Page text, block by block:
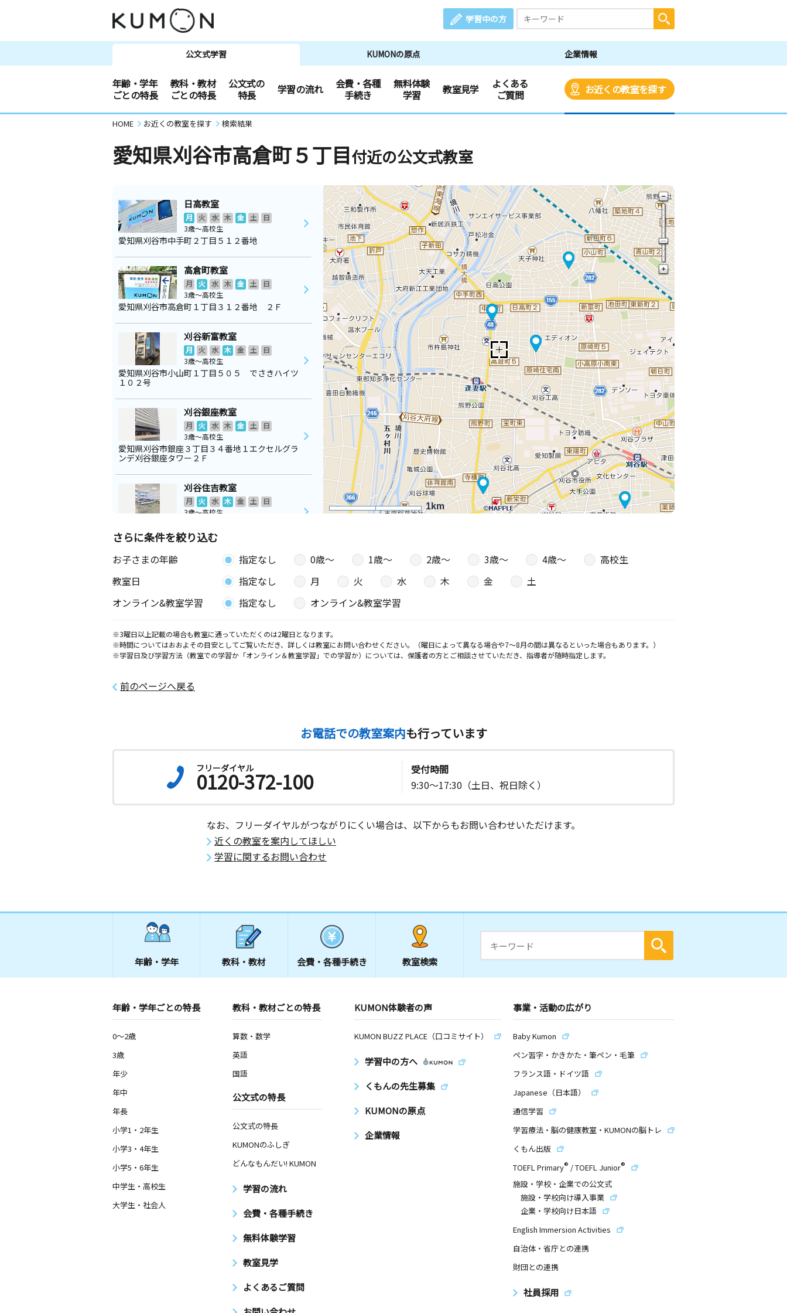
学習中の方
公文式学習 KUMONの原点 企業情報
年齢・学年
ごとの特長
教科・教材
ごとの特長
公文式の
特長
学習の流れ
会費・各種
手続き
無料体験
学習
教室見学
よくある
ご質問
お近くの教室を探す
HOME お近くの教室を探す 検索結果
愛知県刈谷市高倉町５丁目付近の公文式教室
1km
日高教室
月 火 水 木 金 土
日
3歳～高校生
愛知県刈谷市中手町２丁目５１２番地
高倉町教室
月 火 水 木 金 土
日
3歳～高校生
愛知県刈谷市高倉町１丁目３１２番地 ２Ｆ
刈谷新富教室
月 火 水 木 金 土
日
3歳～高校生
愛知県刈谷市小山町１丁目５０５ でさきハイツ
１０２号
刈谷銀座教室
月 火 水 木 金 土
日
3歳～高校生
愛知県刈谷市銀座３丁目３４番地１エクセルグラ
ンデ刈谷銀座タワー２Ｆ
刈谷住吉教室
月 火 水 木 金 土
日
3歳～高校生
２０２号室
さらに条件を絞り込む
お子さまの年齢 指定なし 0歳〜 1歳〜 2歳〜 3歳〜 4歳〜
高校生
教室日
指定なし 月 火 水 木 金
土
オンライン&教室学習
指定なし オンライン&教室学習
※3曜日以上記載の場合も教室に通っていただくのは2曜日となります。
※時間についてはおおよその目安としてご覧いただき、詳しくは教室にお問い合わせください。（曜日によって異なる場合や7～8月の間は異なるといった場合もあります。）
※学習日及び学習方法（教室での学習か「オンライン＆教室学習」での学習か）については、保護者の方とご相談させていただき、指導者が随時指定します。
前のページへ戻る
お電話での教室案内も行っています
フリーダイヤル
0120-372-100
受付時間
9:30～17:30（土日、祝日除く）
なお、フリーダイヤルがつながりにくい場合は、以下からもお問い合わせいただけます。
近くの教室を案内してほしい
学習に関するお問い合わせ
年齢・学年 教科・教材 会費・ 各種手続き 教室検索
年齢・学年ごとの特長
0～2歳
3歳
年少
年中
年長
小学1・2年生
小学3・4年生
小学5・6年生
中学生・高校生
大学生・社会人
教科・教材ごとの特長
算数・数学
英語
国語
公文式の特長
公文式の特長
KUMONのふしぎ
どんなもんだい! KUMON
学習の流れ
会費・各種手続き
無料体験学習
教室見学
よくあるご質問
KUMON体験者の声
KUMON BUZZ PLACE（口コミサイト）
学習中の方へ
くもんの先生募集
KUMONの原点
企業情報
事業・活動の広がり
Baby Kumon
ペン習字・かきかた・筆ペン・毛筆
フランス語・ドイツ語
Japanese（日本語）
通信学習
学習療法・脳の健康教室・KUMONの脳トレ
くもん出版
TOEFL Primary® /TOEFL Junior®
施設・学校・企業での公文式
施設・学校向け導入事業
企業・学校向け日本語
English Immersion Activities
自治体・省庁との連携
財団との連携
社員採用